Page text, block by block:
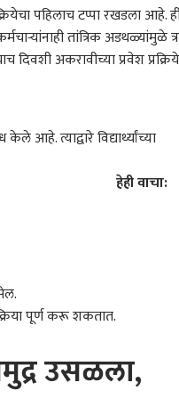
पहिलाच टप्पा रखडला आहे.
तांत्रिक अडथळ्यांमुळे
दिवशी अकरावीच्या प्रवेश
त्याद्वारे विद्यार्थ्यांच्या
पूर्ण करू शकतात.
हेही वाचा:
उसळला,
महाराष्ट्र
पॉवर ब्लॉकला पुन्हा मुदतवाढ;
मी तुमच्यासोबत काम करावं